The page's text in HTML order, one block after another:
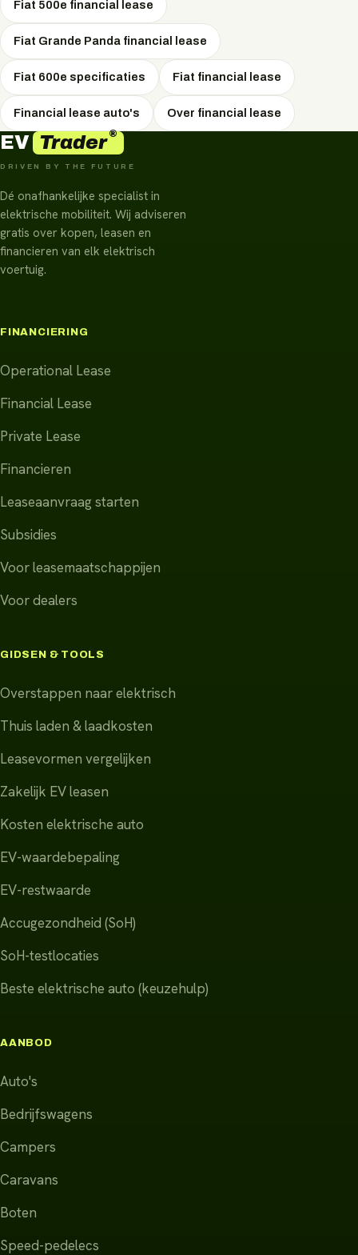
Fiat 500e financial lease
Fiat Grande Panda financial lease
Fiat 600e specificaties Fiat financial lease
Financial lease auto's Over financial lease
EV Trader®
DRIVEN BY THE FUTURE
Dé onafhankelijke specialist in
elektrische mobiliteit. Wij adviseren
gratis over kopen, leasen en
financieren van elk elektrisch
voertuig.
FINANCIERING
Operational Lease
Financial Lease
Private Lease
Financieren
Leaseaanvraag starten
Subsidies
Voor leasemaatschappijen
Voor dealers
GIDSEN & TOOLS
Overstappen naar elektrisch
Thuis laden & laadkosten
Leasevormen vergelijken
Zakelijk EV leasen
Kosten elektrische auto
EV-waardebepaling
EV-restwaarde
Accugezondheid (SoH)
SoH-testlocaties
Beste elektrische auto (keuzehulp)
AANBOD
Auto's
Bedrijfswagens
Campers
Caravans
Boten
Speed-pedelecs